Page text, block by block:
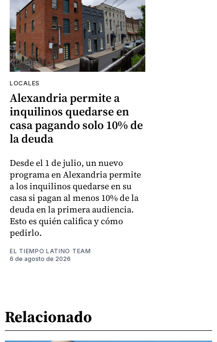
LOCALES
Alexandria permite a
inquilinos quedarse en
casa pagando solo 10% de
la deuda
Desde el 1 de julio, un nuevo
programa en Alexandria permite
a los inquilinos quedarse en su
casa si pagan al menos 10% de la
deuda en la primera audiencia.
Esto es quién califica y cómo
pedirlo.
EL TIEMPO LATINO TEAM
6 de agosto de 2026
Relacionado